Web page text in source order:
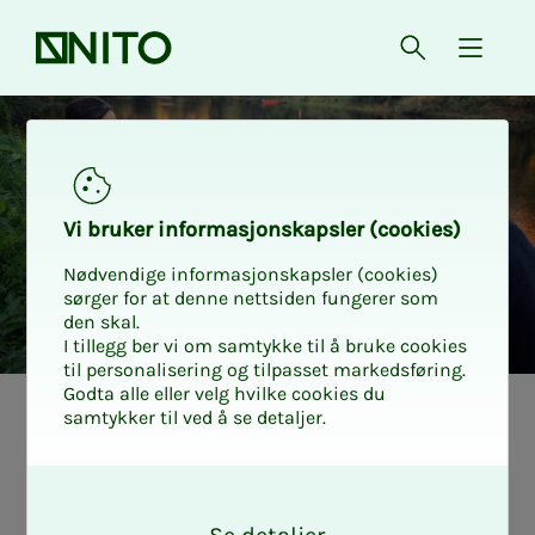
Forsiden Åpne søk
{
Personforsikring
Vi bru­­­ker in­­­for­­­ma­­­sjons­­­kaps­­­­­ler (cookies)
Nødvendige informasjonskapsler (cookies)
sørger for at denne nettsiden fungerer som
den skal.
I tillegg ber vi om samtykke til å bruke cookies
til personalisering og tilpasset markedsføring.
Godta alle eller velg hvilke cookies du
samtykker til ved å se detaljer.